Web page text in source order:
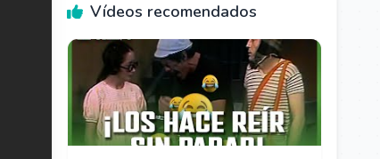
Vídeos recomendados